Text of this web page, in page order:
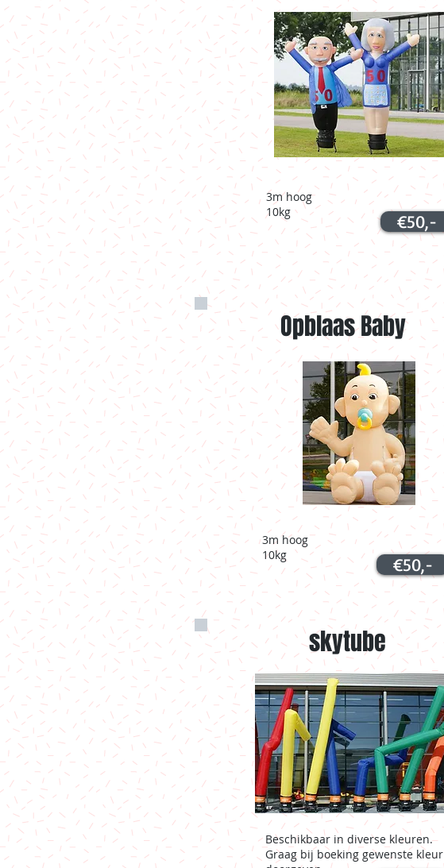
€50,-
3m hoog
10kg
Opblaas Baby
€50,-
3m hoog
10kg
skytube
Beschikbaar in diverse kleuren.
Graag bij boeking gewenste kleur